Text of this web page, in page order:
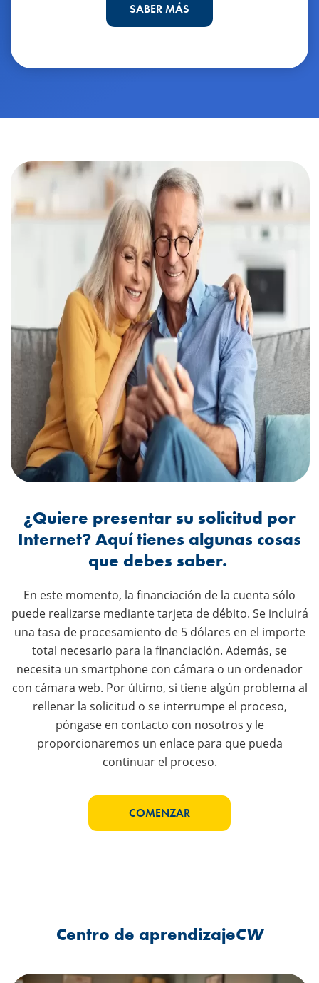
SABER MÁS
¿Quiere presentar su solicitud por
Internet? Aquí tienes algunas cosas
que debes saber.
En este momento, la financiación de la cuenta sólo
puede realizarse mediante tarjeta de débito. Se incluirá
una tasa de procesamiento de 5 dólares en el importe
total necesario para la financiación. Además, se
necesita un smartphone con cámara o un ordenador
con cámara web. Por último, si tiene algún problema al
rellenar la solicitud o se interrumpe el proceso,
póngase en contacto con nosotros y le
proporcionaremos un enlace para que pueda
continuar el proceso.
COMENZAR
Centro de aprendizajeCW